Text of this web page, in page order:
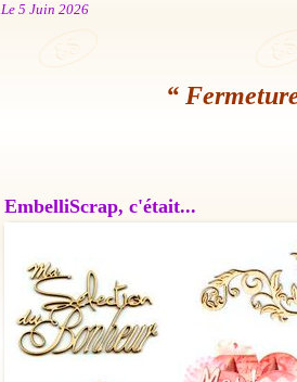
Le 5 Juin 2026
“
EmbelliScrap, c'était...